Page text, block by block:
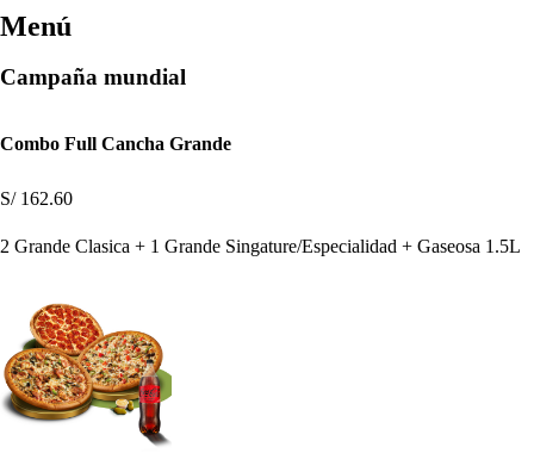
Menú
Campaña mundial
Combo Full Cancha Grande
S/ 162.60
2 Grande Clasica + 1 Grande Singature/Especialidad + Gaseosa 1.5L